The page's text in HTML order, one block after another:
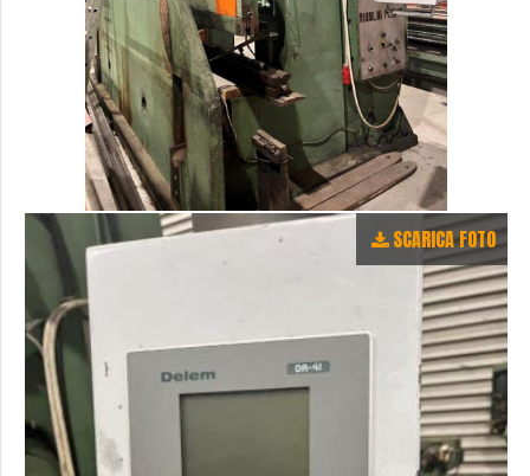
SCARICA FOTO